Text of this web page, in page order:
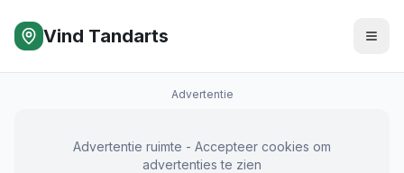
Vind Tandarts
Advertentie
Advertentie ruimte - Accepteer cookies om
advertenties te zien